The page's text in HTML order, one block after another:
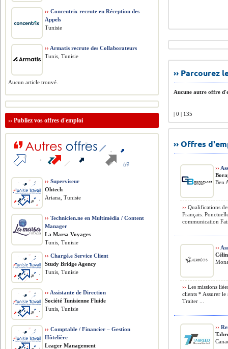
››
Aucune autre offre
| 0 | 135
›› Offres
››
Ben
›› Qualifications
Français.
communication
››
›› Les missions
clients * Assurer
Traiter ...
››
›› Concentrix recrute en Réception des
Appels
Tunisie
›› Armatis recrute des Collaborateurs
Tunis, Tunisie
Aucun article trouvé.
››Publiez vos offres d'emploi
›› Superviseur
Ohtech
Ariana, Tunisie
›› Technicien.ne en Multimédia / Content
Manager
La Marsa Voyages
Tunis, Tunisie
›› Chargé.e Service Client
Study Bridge Agency
Tunis, Tunisie
›› Assistante de Direction
Société Tunisienne Fluide
Tunis, Tunisie
›› Comptable / Financier – Gestion
Hôtelière
Leager Management